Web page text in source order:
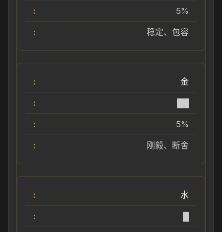
5%
稳定、包容
金
5%
刚毅、断舍
水